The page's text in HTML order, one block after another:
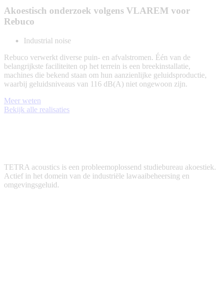
Akoestisch onderzoek volgens VLAREM voor
Rebuco
Industrial noise
Rebuco verwerkt diverse puin- en afvalstromen. Één van de
belangrijkste faciliteiten op het terrein is een breekinstallatie,
machines die bekend staan om hun aanzienlijke geluidsproductie,
waarbij geluidsniveaus van 116 dB(A) niet ongewoon zijn.
Meer weten
Bekijk alle realisaties
TETRA acoustics is een probleemoplossend studiebureau akoestiek.
Actief in het domein van de industriële lawaaibeheersing en
omgevingsgeluid.